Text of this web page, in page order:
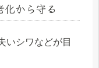
から守る
いシワなどが目